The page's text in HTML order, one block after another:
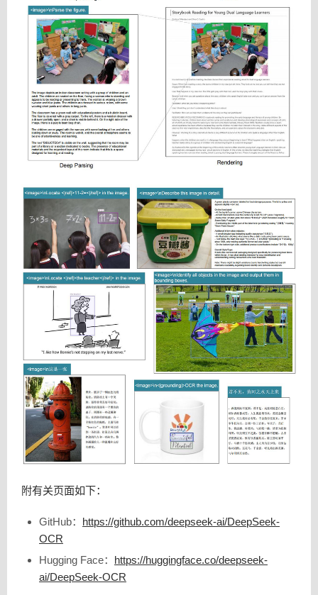
附有关页面如下：
GitHub： https://github.com/deepseek-ai/DeepSeek-
OCR
Hugging Face： https://huggingface.co/deepseek-
ai/DeepSeek-OCR